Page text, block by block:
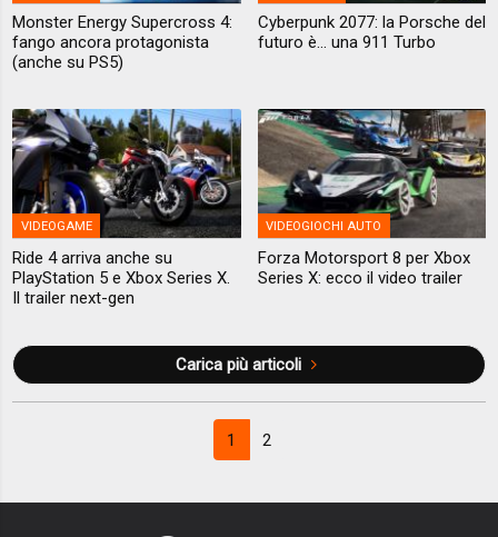
Monster Energy Supercross 4:
fango ancora protagonista
(anche su PS5)
Cyberpunk 2077: la Porsche del
futuro è... una 911 Turbo
VIDEOGAME
Ride 4 arriva anche su
PlayStation 5 e Xbox Series X.
Il trailer next-gen
VIDEOGIOCHI AUTO
Forza Motorsport 8 per Xbox
Series X: ecco il video trailer
Carica più articoli
1 2